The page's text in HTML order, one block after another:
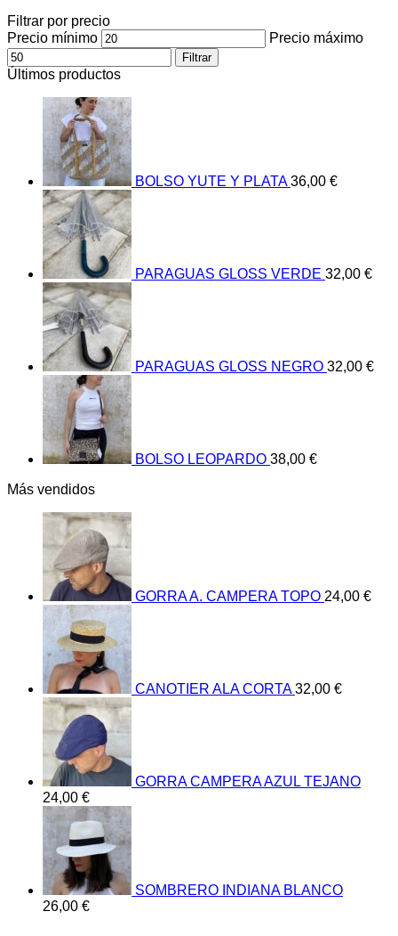
Filtrar por precio
Precio mínimo
Precio máximo
Filtrar
Últimos productos
BOLSO YUTE Y PLATA 36,00 €
PARAGUAS GLOSS VERDE 32,00 €
PARAGUAS GLOSS NEGRO 32,00 €
BOLSO LEOPARDO 38,00 €
Más vendidos
GORRA A. CAMPERA TOPO 24,00 €
CANOTIER ALA CORTA 32,00 €
GORRA CAMPERA AZUL TEJANO
24,00 €
SOMBRERO INDIANA BLANCO
26,00 €